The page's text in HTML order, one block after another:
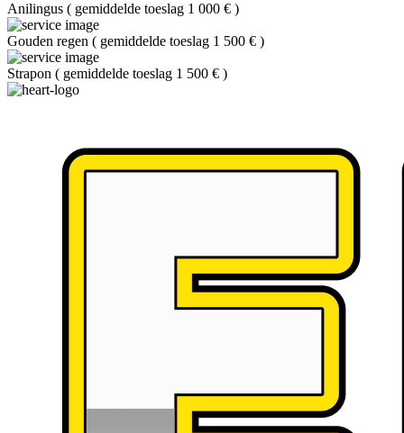
Anilingus ( gemiddelde toeslag 1 000 € )
Gouden regen ( gemiddelde toeslag 1 500 € )
Strapon ( gemiddelde toeslag 1 500 € )